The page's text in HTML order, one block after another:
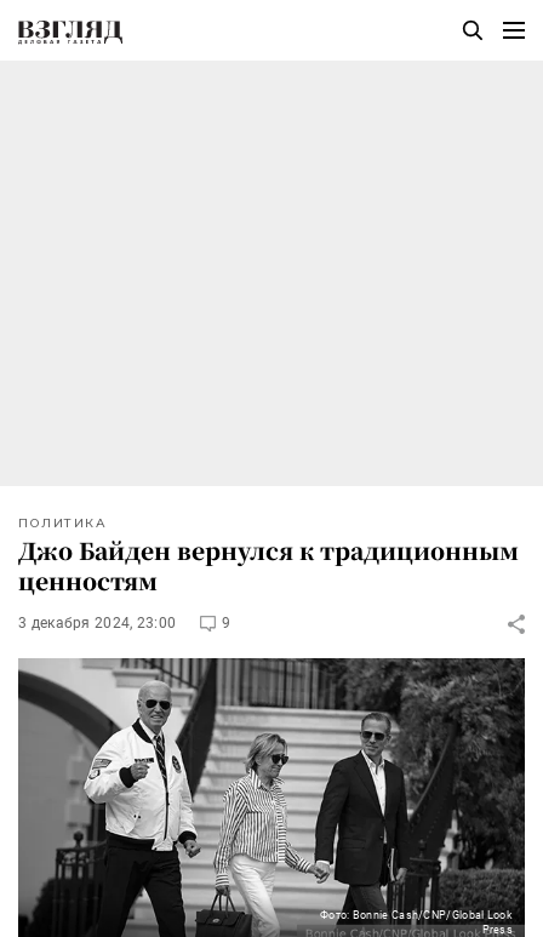
ПОЛИТИКА
Джо Байден вернулся к традиционным
ценностям
3 декабря 2024, 23:00 9
Фото: Bonnie Cash/CNP/Global Look
Press